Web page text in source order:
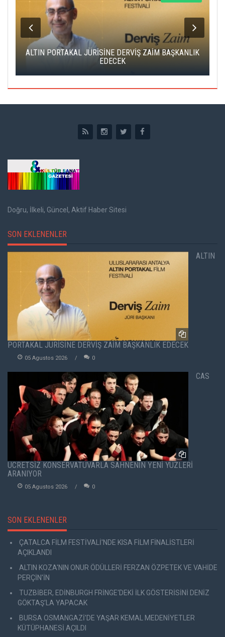
ALTIN PORTAKAL JÜRİSİNE DERVİŞ ZAİM BAŞKANLIK
EDECEK
Doğru, İlkeli, Güncel, Aktif Haber Sitesi
SON EKLENENLER
ALTIN
PORTAKAL JÜRİSİNE DERVİŞ ZAİM BAŞKANLIK EDECEK
05 Agustos 2026 0
CAS
ÜCRETSİZ KONSERVATUVARLA SAHNENİN YENİ YÜZLERİ
ARANIYOR
05 Agustos 2026 0
SON EKLENENLER
ÇATALCA FİLM FESTİVALİ'NDE KISA FİLM FİNALİSTLERİ
AÇIKLANDI
ALTIN KOZA'NIN ONUR ÖDÜLLERİ FERZAN ÖZPETEK VE VAHİDE
PERÇİN'İN
TUZBİBER, EDİNBURGH FRİNGE'DEKİ İLK GÖSTERİSİNİ DENİZ
GÖKTAŞ'LA YAPACAK
BURSA OSMANGAZİ'DE YAŞAR KEMAL MEDENİYETLER
KÜTÜPHANESİ AÇILDI